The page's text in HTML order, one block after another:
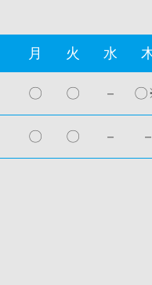
月 火 水
〇 〇 －
〇 〇 － －